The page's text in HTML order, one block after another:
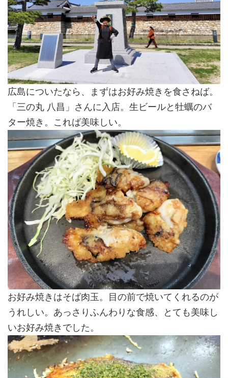
広島についたなら、まずはお好み焼きを食さねば。
「三の丸 八昌」さんに入店。生ビールと牡蠣のバ
ター焼き。これば美味しい。
お好み焼きはそば肉玉。目の前で焼いてくれるのが
うれしい。あっさりふんわりな食感、とても美味し
いお好み焼きでした。